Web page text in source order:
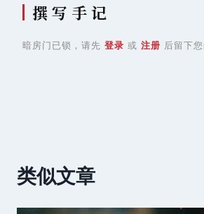
撰 写 手 记
暗房门已锁，请先 登录 或 注册 后留下您
类似文章